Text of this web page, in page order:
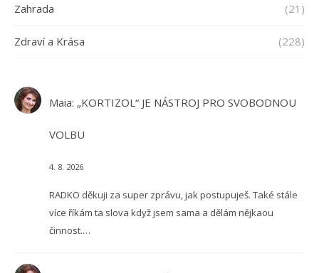
Zahrada (21)
Zdraví a Krása (228)
Maia: „KORTIZOL“ JE NÁSTROJ PRO SVOBODNOU
VOLBU
4. 8. 2026
RADKO děkuji za super zprávu, jak postupuješ. Také stále
více říkám ta slova když jsem sama a dělám nějkaou
činnost.…